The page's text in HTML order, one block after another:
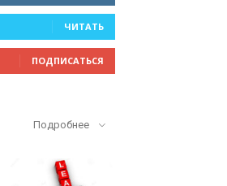
ЧИТАТЬ
ПОДПИСАТЬСЯ
Подробнее